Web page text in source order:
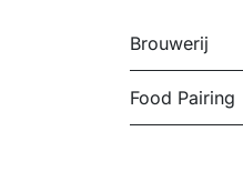
Brouwerij
Food Pairing